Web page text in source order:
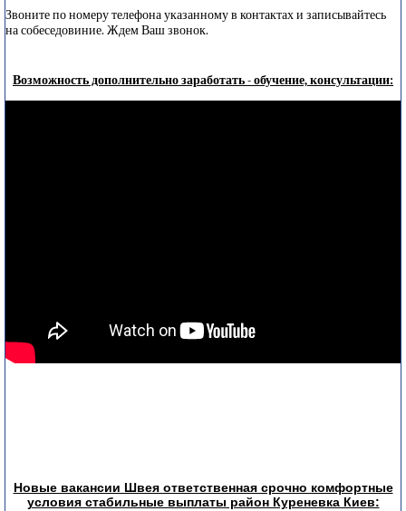
Звоните по номеру телефона указанному в контактах и записывайтесь
на собеседовиние. Ждем Ваш звонок.
Возможность дополнительно заработать - обучение, консультации:
Новые вакансии Швея ответственная срочно комфортные
условия стабильные выплаты район Куреневка Киев: